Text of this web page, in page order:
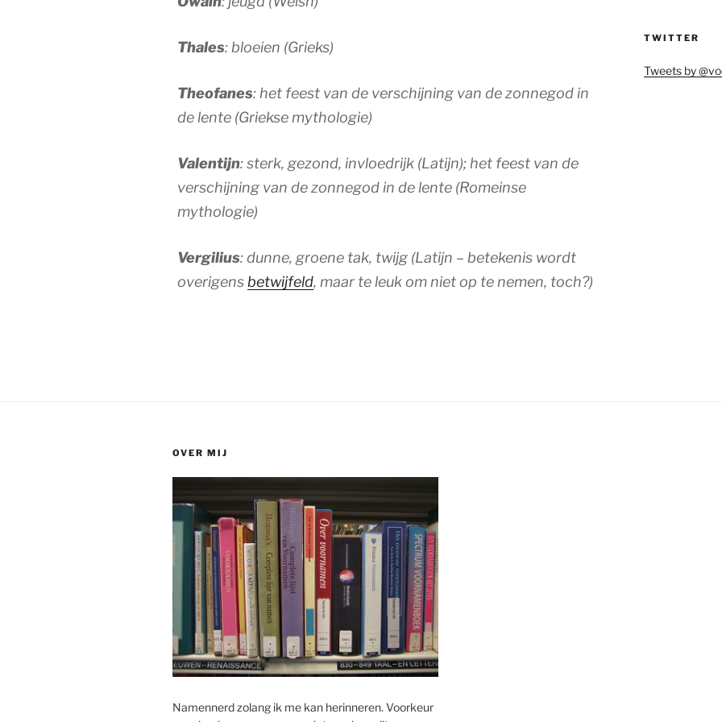
Thales: bloeien (Grieks)
Theofanes: het feest van de verschijning van de zonnegod in
de lente (Griekse mythologie)
Valentijn: sterk, gezond, invloedrijk (Latijn); het feest van de
verschijning van de zonnegod in de lente (Romeinse
mythologie)
Vergilius: dunne, groene tak, twijg (Latijn – betekenis wordt
overigens betwijfeld, maar te leuk om niet op te nemen, toch?)
TWITTER
Tweets by
OVER MIJ
Namennerd zolang ik me kan herinneren. Voorkeur